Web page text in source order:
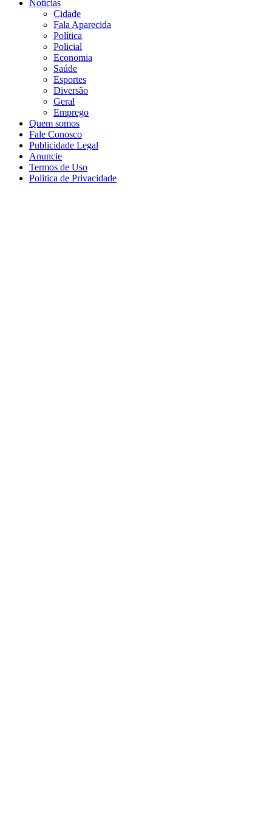
Notícias
Cidade
Fala Aparecida
Política
Policial
Economia
Saúde
Esportes
Diversão
Geral
Emprego
Quem somos
Fale Conosco
Publicidade Legal
Anuncie
Termos de Uso
Politica de Privacidade